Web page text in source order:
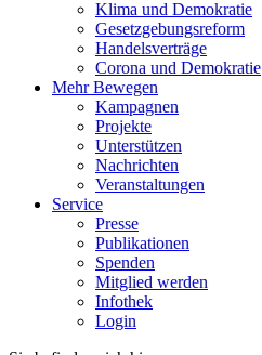
Klima und Demokratie
Gesetzgebungsreform
Handelsverträge
Corona und Demokratie
Mehr Bewegen
Kampagnen
Projekte
Unterstützen
Nachrichten
Veranstaltungen
Service
Presse
Publikationen
Spenden
Mitglied werden
Infothek
Login